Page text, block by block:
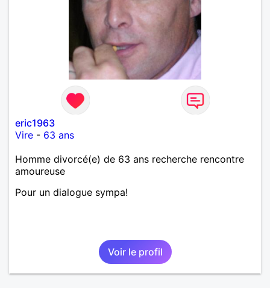
eric1963
Vire - 63 ans
Homme divorcé(e) de 63 ans recherche rencontre
amoureuse
Pour un dialogue sympa!
Voir le profil